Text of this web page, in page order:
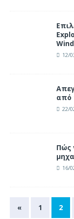
12/
από
22/
Πώς
16/
« 1 2